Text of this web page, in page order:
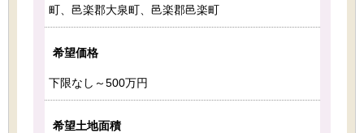
町、邑楽郡大泉町、邑楽郡邑楽町
希望価格
下限なし～500万円
希望土地面積